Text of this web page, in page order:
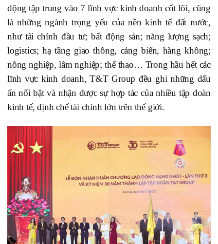
động tập trung vào 7 lĩnh vực kinh doanh cốt lõi, cũng
là những ngành trọng yếu của nền kinh tế đất nước,
như tài chính đầu tư; bất động sản; năng lượng sạch;
logistics; hạ tầng giao thông, cảng biển, hàng không;
nông nghiệp, lâm nghiệp; thể thao… Trong hầu hết các
lĩnh vực kinh doanh, T&T Group đều ghi những dấu
ấn nổi bật và nhận được sự hợp tác của nhiều tập đoàn
kinh tế, định chế tài chính lớn trên thế giới.